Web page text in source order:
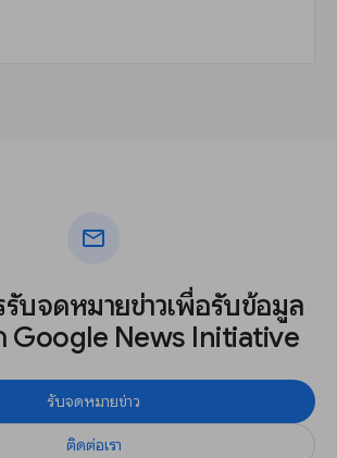
mail
บจดหมายข่าวเพื่อรับข้อมูล
Google News Initiative
รับจดหมายข่าว
ติดต่อเรา